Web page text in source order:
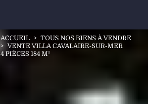
ACCUEIL > TOUS NOS BIENS À VENDRE
> VENTE VILLA CAVALAIRE-SUR-MER
4 PIÈCES 184 M²